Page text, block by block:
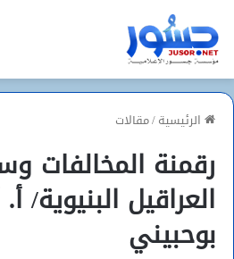
الرئيسية/مقالات
رقمنة المخالفات
العراقيل البنيوية/
بوحبيني